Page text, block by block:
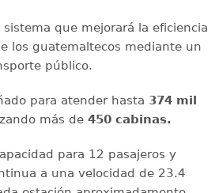
sistema que mejorará la eficiencia
los guatemaltecos mediante un
público.
para atender hasta 374 mil
más de 450 cabinas.
para 12 pasajeros y
a una velocidad de 23.4